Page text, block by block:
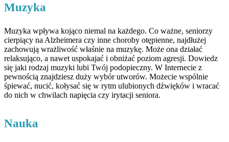
Muzyka
Muzyka wpływa kojąco niemal na każdego. Co ważne, seniorzy
cierpiący na Alzheimera czy inne choroby otępienne, najdłużej
zachowują wrażliwość właśnie na muzykę. Może ona działać
relaksująco, a nawet uspokajać i obniżać poziom agresji. Dowiedz
się jaki rodzaj muzyki lubi Twój podopieczny. W Internecie z
pewnością znajdziesz duży wybór utworów. Możecie wspólnie
śpiewać, nucić, kołysać się w rytm ulubionych dźwięków i wracać
do nich w chwilach napięcia czy irytacji seniora.
Nauka